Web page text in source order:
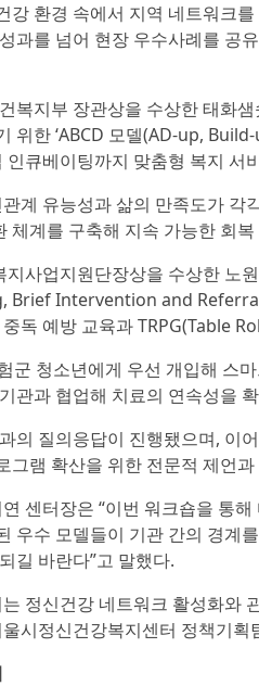
강 환경 속에서 지역 네트워크
과를 넘어 현장 우수사례를 공
복지부 장관상을 수상한 태화
위한 ‘ABCD 모델(AD-up,
큐베이팅까지 맞춤형 복지 서
계 유능성과 삶의 만족도가
체계를 구축해 지속 가능한 회
사업지원단장상을 수상한 노
Brief Intervention and
독 예방 교육과 TRPG(Table
군 청소년에게 우선 개입해 스
관과 협업해 치료의 연속성을
의 질의응답이 진행됐으며, 이
그램 확산을 위한 전문적 제언
센터장은 “이번 워크숍을 통
우수 모델들이 기관 간의 경
길 바란다”고 말했다.
정신건강 네트워크 활성화와
시정신건강복지센터 정책기획